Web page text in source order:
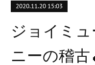
2020.11.20 15:03
ジョイミ
ニーの稽古